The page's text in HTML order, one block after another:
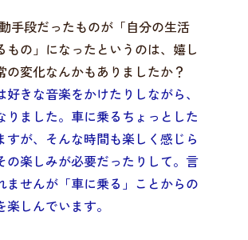
手段だったものが「自分の生活
もの」になったというのは、嬉し
の変化なんかもありましたか？
きな音楽をかけたりしながら、
ました。 車に乗るちょっとした
すが、そんな時間も楽しく感じら
の楽しみが必要だったりして。言
ませんが「車に乗る」ことからの
楽しんでいます。